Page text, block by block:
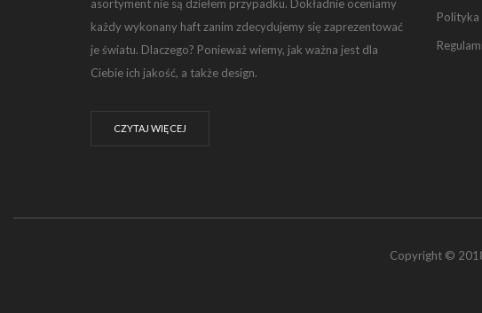
asortyment nie są dziełem przypadku. Dokładnie oceniamy
każdy wykonany haft zanim zdecydujemy się zaprezentować
je światu. Dlaczego? Ponieważ wiemy, jak ważna jest dla
Ciebie ich jakość, a także design.
CZYTAJ WIĘCEJ
Copyright © 2018